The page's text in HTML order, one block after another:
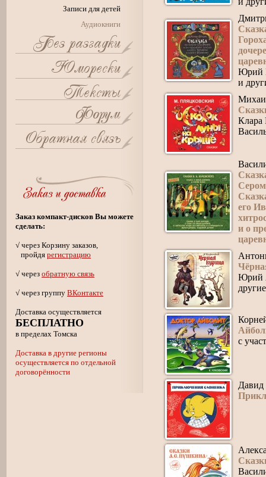
Записи для детей
Аудиокниги
Заказ компакт-дисков Вы можете
сделать:
√ через Корзину заказов,
пройдя регистрацию
√ через обратную связь
√ через группу ВКонтакте
Доставка осуществляется
БЕСПЛАТНО
в пределах Томска
Доставка в другие регионы
осуществляется по отдельной
договорённости
Юрий
и
Клара
его
и о
Юрий
другие
с